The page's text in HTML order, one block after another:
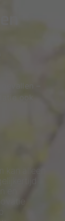
–
ook
alleen
en